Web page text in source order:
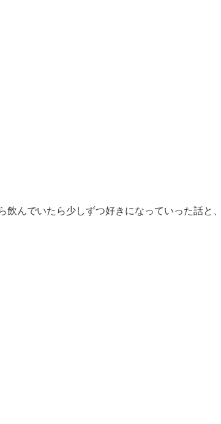
んでいたら少しずつ好きになっていった話と